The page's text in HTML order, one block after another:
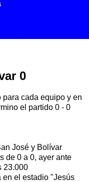
0
cada equipo y en
el partido 0 - 0
José y Bolívar
de 0 a 0, ayer ante
23.000
en el estadio "Jesús